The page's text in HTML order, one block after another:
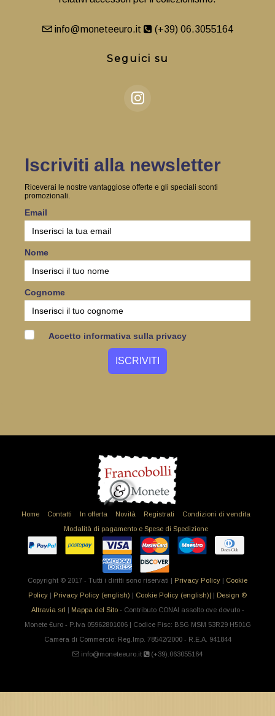
info@moneteeuro.it (+39) 06.3055164
Seguici su
Iscriviti alla newsletter
Riceverai le nostre vantaggiose offerte e gli speciali sconti
promozionali.
Email
Nome
Cognome
Accetto informativa sulla privacy
Home Contatti In offerta Novità Registrati
Condizioni di vendita
Modalità di pagamento e Spese di Spedizione
Copyright © 2017 - Tutti i diritti sono riservati | Privacy Policy | Cookie
Policy | Privacy Policy (english) | Cookie Policy (english)| | Design ©
Altravia srl | Mappa del Sito- Contributo CONAI assolto ove dovuto -
Monete €uro - P.Iva 05962801006 | Codice Fisc: BSG MSM 53R29 H501G
Camera di Commercio: Reg.Imp. 78542/2000 - R.E.A. 941844
info@moneteeuro.it
(+39).063055164